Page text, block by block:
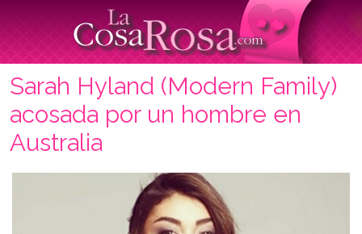
Sarah Hyland (Modern Family)
acosada por un hombre en
Australia